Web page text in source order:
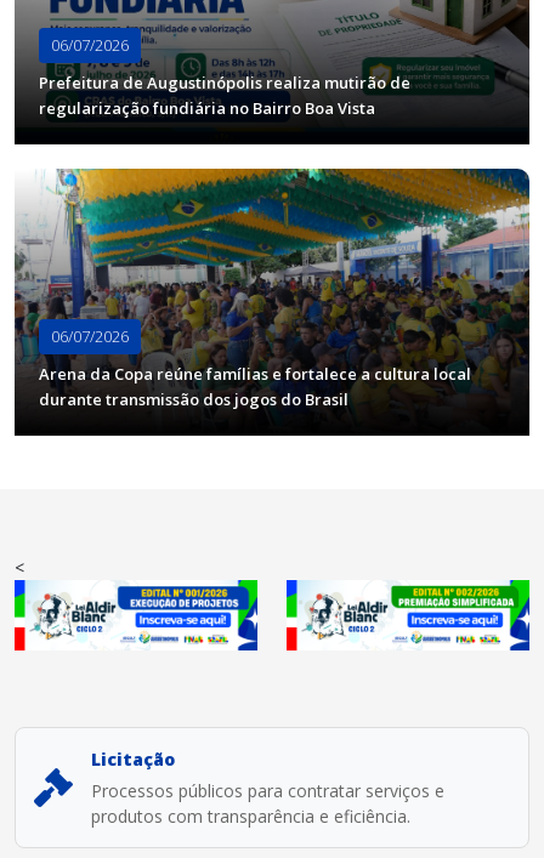
06/07/2026
Prefeitura de Augustinópolis realiza mutirão de
regularização fundiária no Bairro Boa Vista
06/07/2026
Arena da Copa reúne famílias e fortalece a cultura local
durante transmissão dos jogos do Brasil
<
Licitação
Processos públicos para contratar serviços e
produtos com transparência e eficiência.